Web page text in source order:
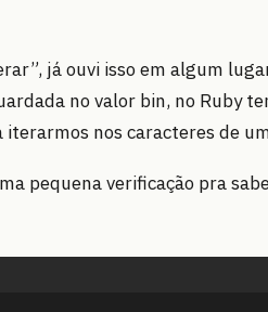
já ouvi isso em algum
no valor bin, no Ruby
nos caracteres de
pequena verificação pra